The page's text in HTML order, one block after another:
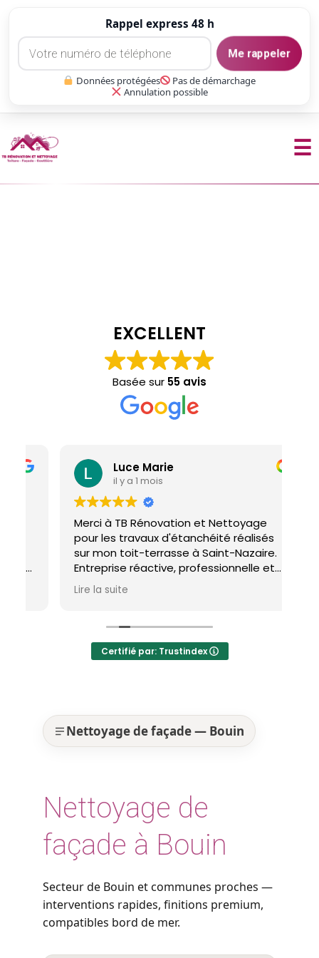
Rappel express 48 h
Me rappeler
Données protégées
Pas de démarchage
Annulation possible
☰
EXCELLENT
Basée sur 55 avis
Luce Marie
il y a 1 mois
Merci à TB Rénovation et Nettoyage
pour les travaux d'étanchéité réalisés
sur mon toit-terrasse à Saint-Nazaire.
Entreprise réactive, professionnelle et
agréable. Le travail a été réalisé avec
soin et dans les délais. Je recommande
Lire la suite
Certifié par: Trustindex
Nettoyage de façade — Bouin
Nettoyage de
façade à Bouin
Secteur de Bouin et communes proches —
interventions rapides, finitions premium,
compatibles bord de mer.